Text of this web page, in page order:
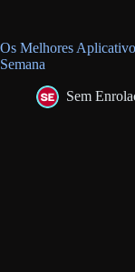
Os Melhores
Semana
Sem